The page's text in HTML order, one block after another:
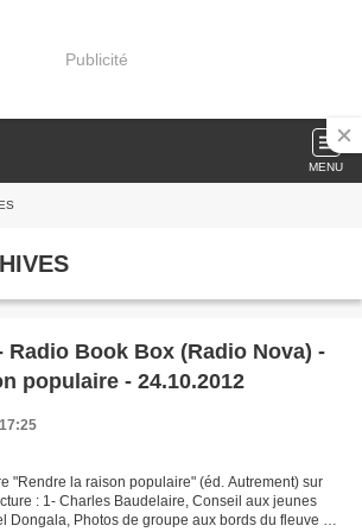
Publicité
MENU
Radio Book Box (Radio Nova) -
populaire - 24.10.2012
"Rendre la raison populaire" (éd. Autrement) sur
: 1- Charles Baudelaire, Conseil aux jeunes
Dongala, Photos de groupe aux bords du fleuve 3-